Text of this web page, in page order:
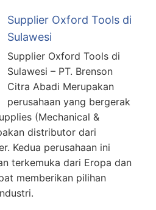
Supplier Oxford Tools di
Sulawesi
Supplier Oxford Tools di
Sulawesi – PT. Brenson
Citra Abadi Merupakan
perusahaan yang bergerak
(Mechanical &
distributor dari
Kedua perusahaan ini
terkemuka dari Eropa dan
memberikan pilihan